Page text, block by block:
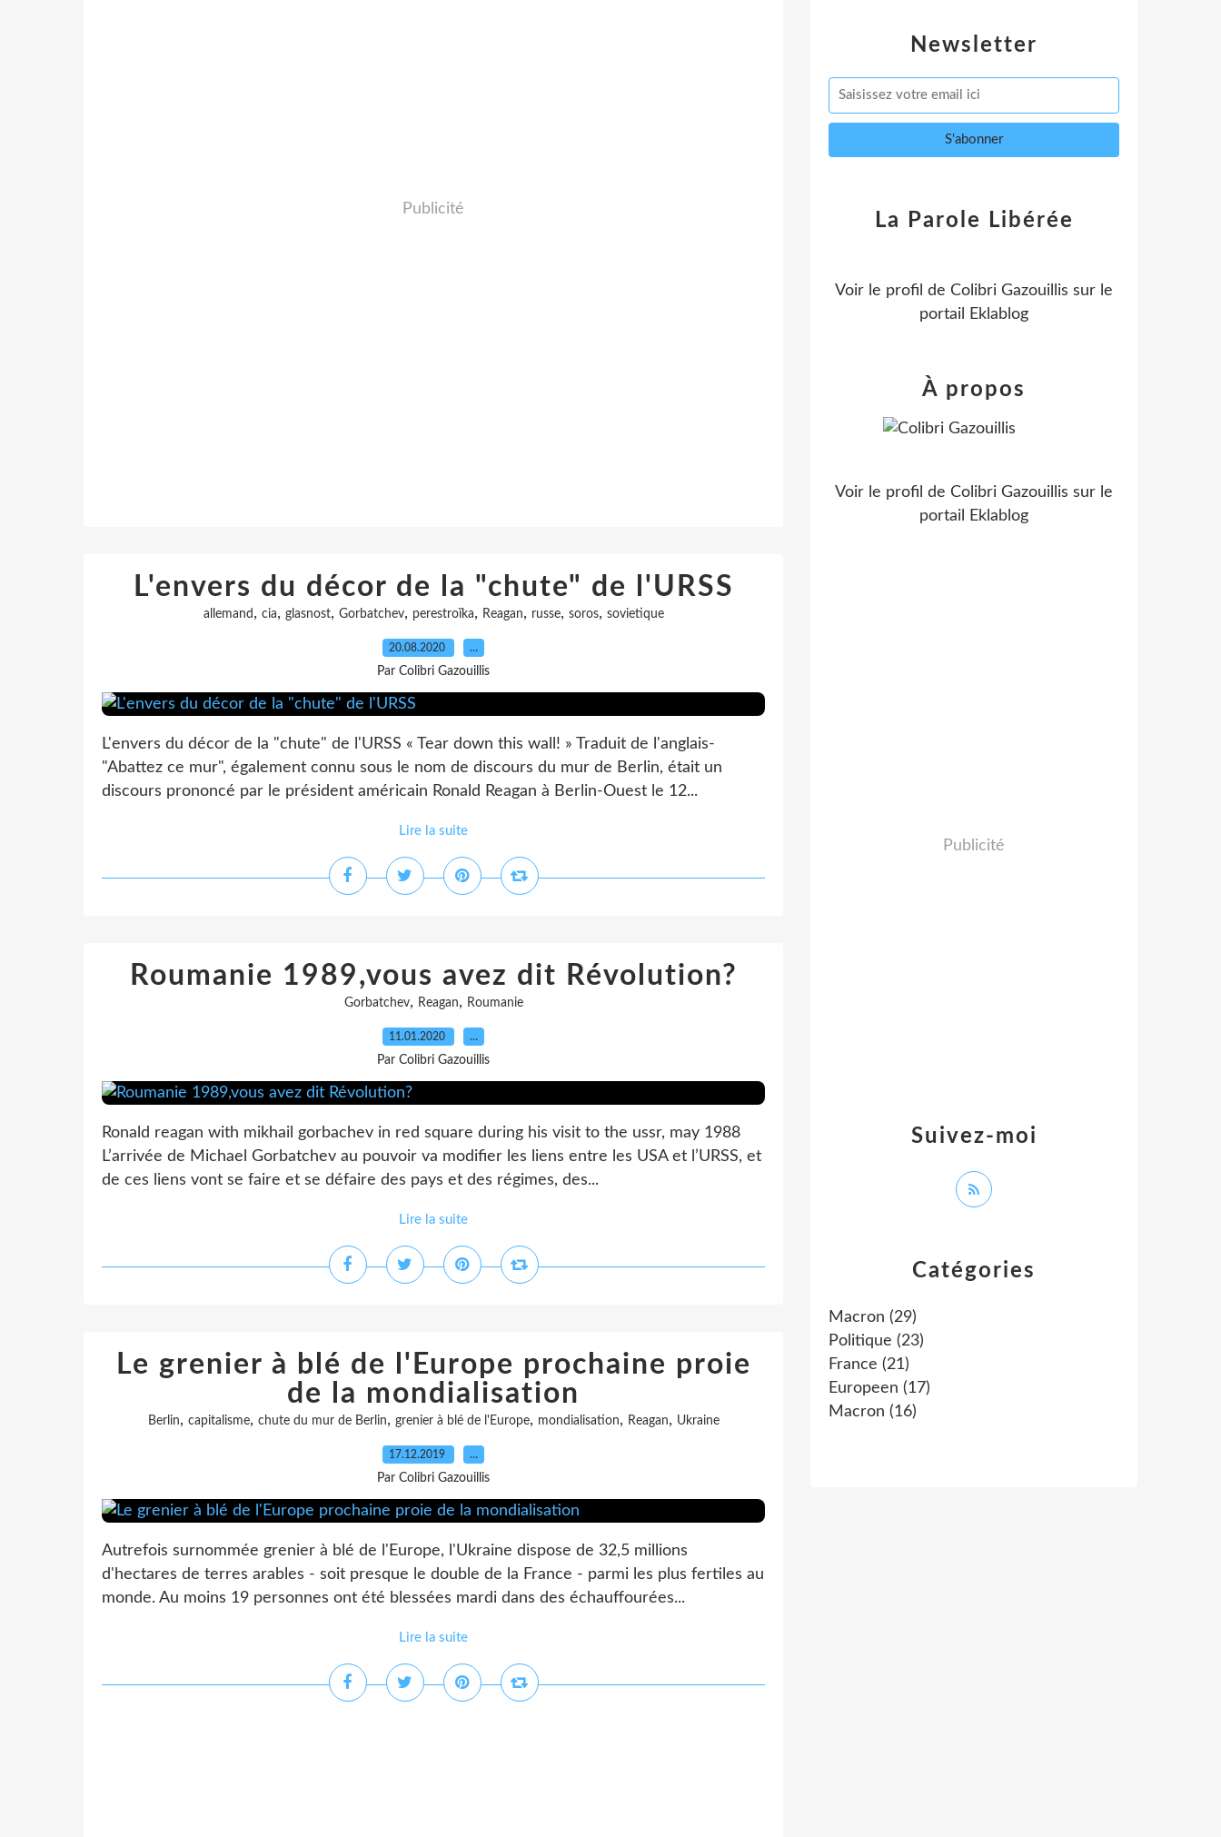
Publicité
L'envers du décor de la "chute" de l'URSS
allemand , cia, glasnost, Gorbatchev, perestroïka, Reagan, russe, soros, sovietique
20.08.2020 …
Par Colibri Gazouillis
L'envers du décor de la "chute" de l'URSS « Tear down this wall! » Traduit de l'anglais-
"Abattez ce mur", également connu sous le nom de discours du mur de Berlin, était un
discours prononcé par le président américain Ronald Reagan à Berlin-Ouest le 12...
Lire la suite
Roumanie 1989,vous avez dit Révolution?
Gorbatchev, Reagan, Roumanie
11.01.2020 …
Par Colibri Gazouillis
Ronald reagan with mikhail gorbachev in red square during his visit to the ussr, may 1988
L’arrivée de Michael Gorbatchev au pouvoir va modifier les liens entre les USA et l’URSS, et
de ces liens vont se faire et se défaire des pays et des régimes, des...
Lire la suite
Le grenier à blé de l'Europe prochaine proie
de la mondialisation
Berlin, capitalisme, chute du mur de Berlin, grenier à blé de l'Europe, mondialisation, Reagan, Ukraine
17.12.2019 …
Par Colibri Gazouillis
Autrefois surnommée grenier à blé de l'Europe, l'Ukraine dispose de 32,5 millions
d'hectares de terres arables - soit presque le double de la France - parmi les plus fertiles au
monde. Au moins 19 personnes ont été blessées mardi dans des échauffourées...
Lire la suite
Newsletter
Catégories
Macron (29)
Politique (23)
France (21)
Europeen (17)
Macron (16)
La Parole Libérée
Voir le profil de Colibri Gazouillis sur le
portail Eklablog
Suivez-moi
À propos
Voir le profil de Colibri Gazouillis sur le
portail Eklablog
Publicité